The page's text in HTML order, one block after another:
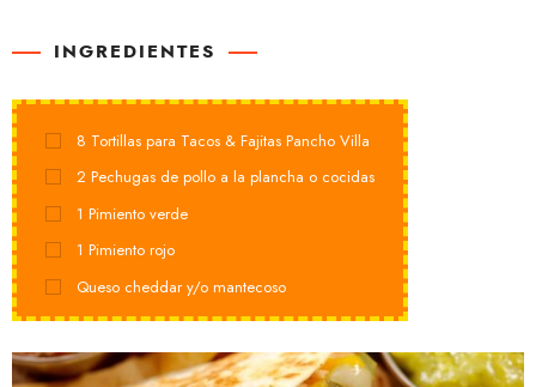
INGREDIENTES
8 Tortillas para Tacos & Fajitas Pancho Villa
2 Pechugas de pollo a la plancha o cocidas
1 Pimiento verde
1 Pimiento rojo
Queso cheddar y/o mantecoso